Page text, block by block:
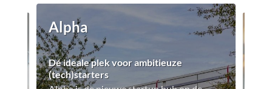
Alpha
Dé ideale plek voor ambitieuze
(tech)starters